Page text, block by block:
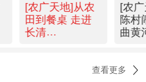
[农广天地]从农
田到餐桌 走进
长清
[农
陈村
曲黄
查看更多